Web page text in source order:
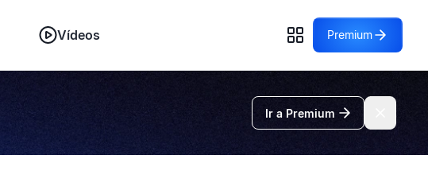
Vídeos Premium
Ir a Premium